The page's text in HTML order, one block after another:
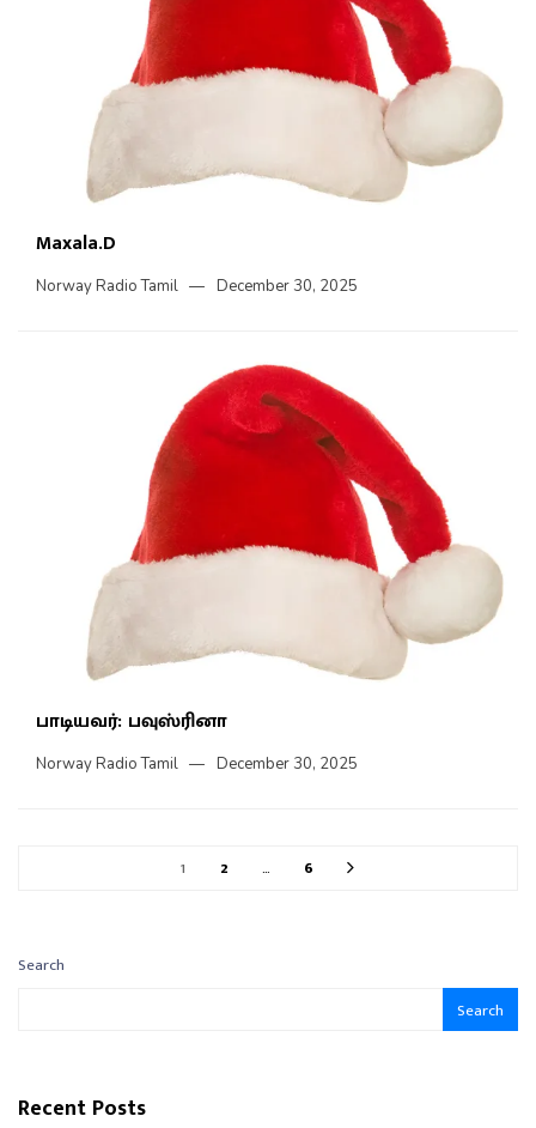
Maxala.D
Norway Radio Tamil December 30, 2025
பாடியவர்: பவுஸ்ரினா
Norway Radio Tamil December 30, 2025
1 2 … 6
Search
Search
Recent Posts